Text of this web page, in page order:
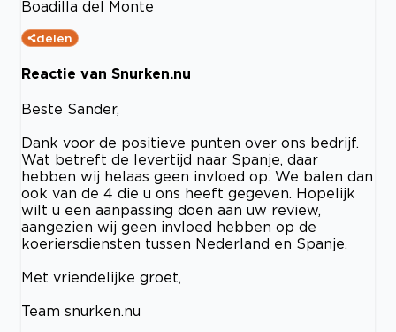
Boadilla del Monte
delen
Reactie van Snurken.nu
Beste Sander,
Dank voor de positieve punten over ons bedrijf.
Wat betreft de levertijd naar Spanje, daar
hebben wij helaas geen invloed op. We balen dan
ook van de 4 die u ons heeft gegeven. Hopelijk
wilt u een aanpassing doen aan uw review,
aangezien wij geen invloed hebben op de
koeriersdiensten tussen Nederland en Spanje.
Met vriendelijke groet,
Team snurken.nu